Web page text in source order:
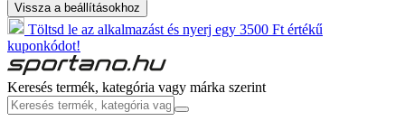
Vissza a beállításokhoz
Töltsd le az alkalmazást és nyerj egy 3500 Ft értékű
kuponkódot!
Keresés termék, kategória vagy márka szerint